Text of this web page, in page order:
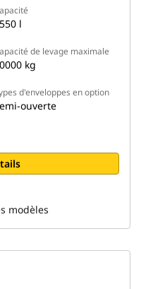
l
de levage maximale
kg
d'enveloppes en option
ouverte
modèles